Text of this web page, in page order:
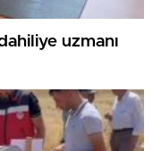
uzmanı